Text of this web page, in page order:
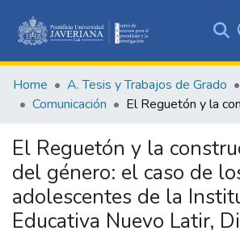
&
Collections
Statistics
Home A. Tesis y Trabajos de Grado
Comunicación
El Reguetón y la
del género: el caso de
adolescentes de la
Educativa Nuevo Latir,